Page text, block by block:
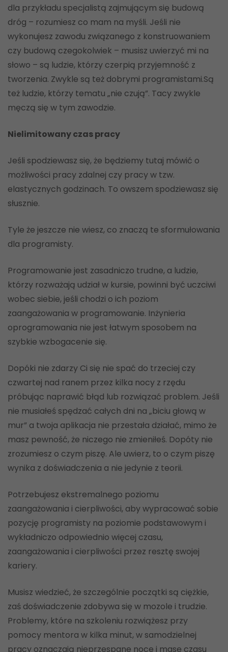
dla przykładu specjalistą zajmującym się budową
dróg – rozumiesz co mam na myśli. Jeśli nie
wykonujesz zawodu związanego z konstruowaniem
czy budową czegokolwiek – musisz uwierzyć mi na
słowo – są ludzie, którzy czerpią przyjemność z
tworzenia. Zwykle są też dobrymi programistami.Są
też ludzie, którzy tematu „nie czują”. Tacy zwykle
męczą się w tym zawodzie.
Nielimitowany czas pracy
Jeśli spodziewasz się, że będziemy tutaj mówić o
możliwości pracy zdalnej czy pracy w tzw.
elastycznych godzinach. To owszem spodziewasz się
słusznie.
Tyle że jeszcze nie wiesz, co znaczą te sformułowania
dla programisty.
Programowanie jest zasadniczo trudne, a ludzie,
którzy rozważają udział w kursie, powinni być uczciwi
wobec siebie, jeśli chodzi o ich poziom
zaangażowania w programowanie. Inżynieria
oprogramowania nie jest łatwym sposobem na
szybkie wzbogacenie się.
Dopóki nie zdarzy Ci się nie spać do trzeciej czy
czwartej nad ranem przez kilka nocy z rzędu
próbując naprawić błąd lub rozwiązać problem. Jeśli
nie musiałeś spędzać całych dni na „biciu głową w
mur” a twoja aplikacja nie przestała działać, mimo że
masz pewność, że niczego nie zmieniłeś. Dopóty nie
zrozumiesz o czym piszę. Ale uwierz, to o czym piszę
wynika z doświadczenia a nie jedynie z teorii.
Potrzebujesz ekstremalnego poziomu
zaangażowania i cierpliwości, aby wypracować sobie
pozycję programisty na poziomie podstawowym i
wykładniczo odpowiednio więcej czasu,
zaangażowania i cierpliwości przez resztę swojej
kariery.
Musisz wiedzieć, że szczególnie początki są ciężkie,
zaś doświadczenie zdobywa się w mozole i trudzie.
Problemy, które na szkoleniu rozwiążesz przy
pomocy mentora w kilka minut, w samodzielnej
pracy oznaczają nieprzespane noce i masę czasu